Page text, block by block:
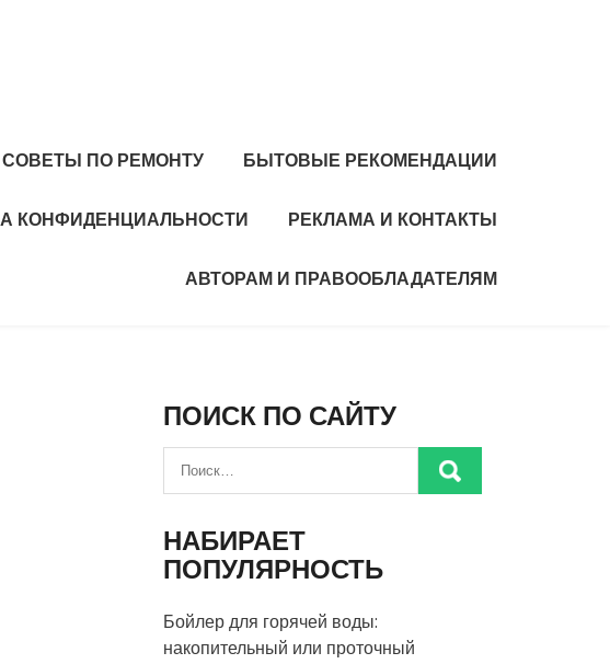
СОВЕТЫ ПО РЕМОНТУ БЫТОВЫЕ РЕКОМЕНДАЦИИ
КОНФИДЕНЦИАЛЬНОСТИ РЕКЛАМА И КОНТАКТЫ
АВТОРАМ И ПРАВООБЛАДАТЕЛЯМ
ПОИСК ПО САЙТУ
НАБИРАЕТ
ПОПУЛЯРНОСТЬ
Бойлер для горячей воды:
накопительный или проточный